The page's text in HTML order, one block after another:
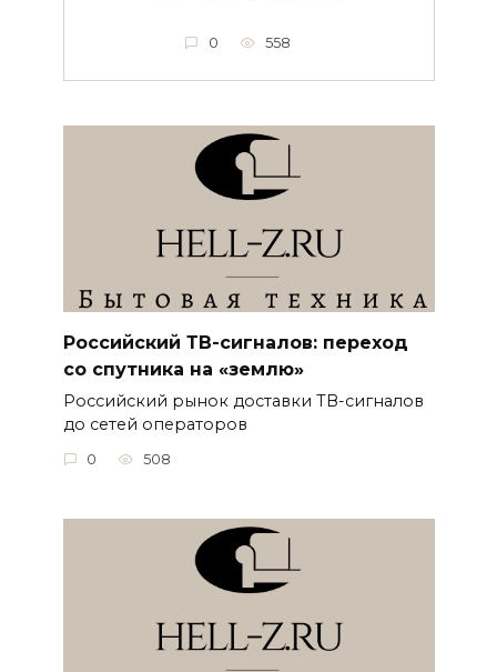
0 558
Российский ТВ-сигналов: переход
со спутника на «землю»
Российский рынок доставки ТВ-сигналов
до сетей операторов
0 508